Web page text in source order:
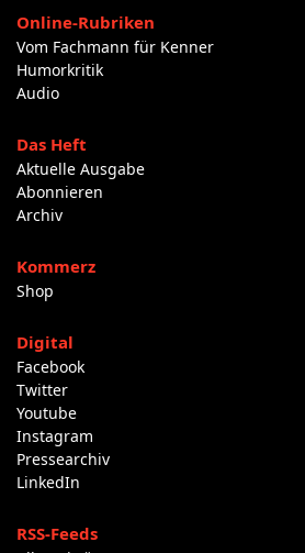
Online-Rubriken
Vom Fachmann für Kenner
Humorkritik
Audio
Das Heft
Aktuelle Ausgabe
Abonnieren
Archiv
Kommerz
Shop
Digital
Facebook
Twitter
Youtube
Instagram
Pressearchiv
LinkedIn
RSS-Feeds